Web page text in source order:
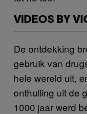
VIDEOS BY
De ontdekking
gebruik van
hele wereld uit,
onthulling uit de
1000 jaar werd